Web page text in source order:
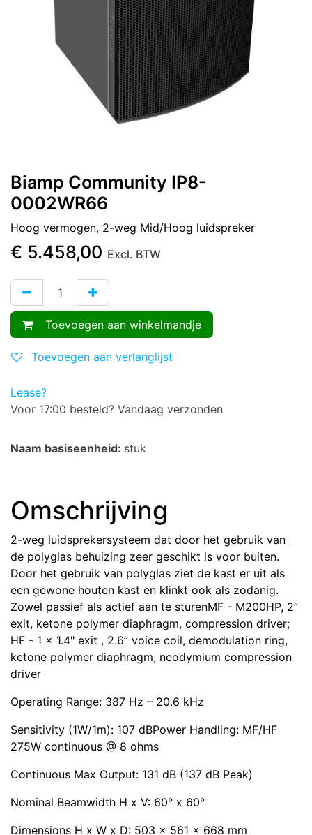
Biamp Community IP8-
0002WR66
Hoog vermogen, 2-weg Mid/Hoog luidspreker
€ 5.458,00 Excl. BTW
Toevoegen aan winkelmandje
Toevoegen aan verlanglijst
Lease?
Voor 17:00 besteld? Vandaag verzonden
Naam basiseenheid: stuk
Omschrijving
2-weg luidsprekersysteem dat door het gebruik van
de polyglas behuizing zeer geschikt is voor buiten.
Door het gebruik van polyglas ziet de kast er uit als
een gewone houten kast en klinkt ook als zodanig.
Zowel passief als actief aan te sturenMF - M200HP, 2”
exit, ketone polymer diaphragm, compression driver;
HF - 1 x 1.4" exit , 2.6” voice coil, demodulation ring,
ketone polymer diaphragm, neodymium compression
driver
Operating Range: 387 Hz – 20.6 kHz
Sensitivity (1W/1m): 107 dBPower Handling: MF/HF
275W continuous @ 8 ohms
Continuous Max Output: 131 dB (137 dB Peak)
Nominal Beamwidth H x V: 60° x 60°
Dimensions H x W x D: 503 x 561 x 668 mm